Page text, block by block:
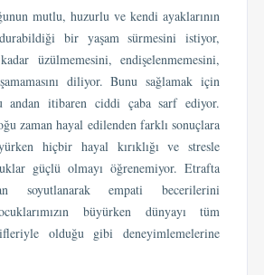
mutlu, huzurlu ve kendi ayaklarının
bir yaşam sürmesini istiyor,
üzülmemesini, endişelenmemesini,
diliyor. Bunu sağlamak için
andan itibaren ciddi çaba sarf ediyor.
zaman hayal edilenden farklı sonuçlara
hiçbir hayal kırıklığı ve stresle
güçlü olmayı öğrenemiyor. Etrafta
soyutlanarak empati becerilerini
büyürken dünyayı tüm
olduğu gibi deneyimlemelerine